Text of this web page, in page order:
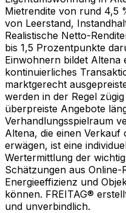
Mietrendite von rund 4,5
von Leerstand,
Realistische Netto-
bis 1,5 Prozentpunkte
Einwohnern bildet Altena
kontinuierliches
marktgerecht
werden in der Regel
überpreiste Angebote
Verhandlungsspielraum
Altena, die einen Verkauf
erwägen, ist eine
Wertermittlung der
Schätzungen aus
Energieeffizienz und
können. FREITAG®
und unverbindlich.